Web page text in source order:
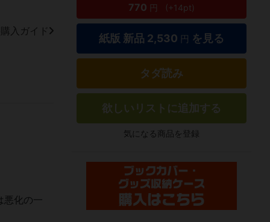
入ガイド
悪化の一
770 円 (+14pt)
紙版 新品 2,530 円 を見る
タダ読み
欲しいリストに追加する
気になる商品を登録